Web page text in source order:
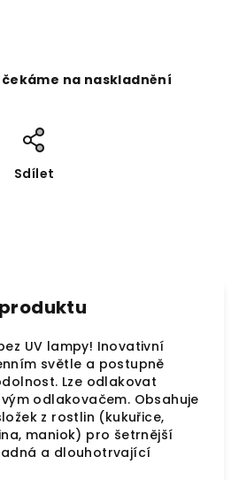
na naskladnění
Sdílet
UV lampy! Inovativní
světle a postupně
Lze odlakovat
odlakovačem. Obsahuje
z rostlin (kukuřice,
maniok) pro šetrnější
a dlouhotrvající